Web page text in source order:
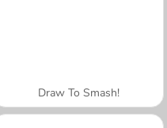
Draw To Smash!